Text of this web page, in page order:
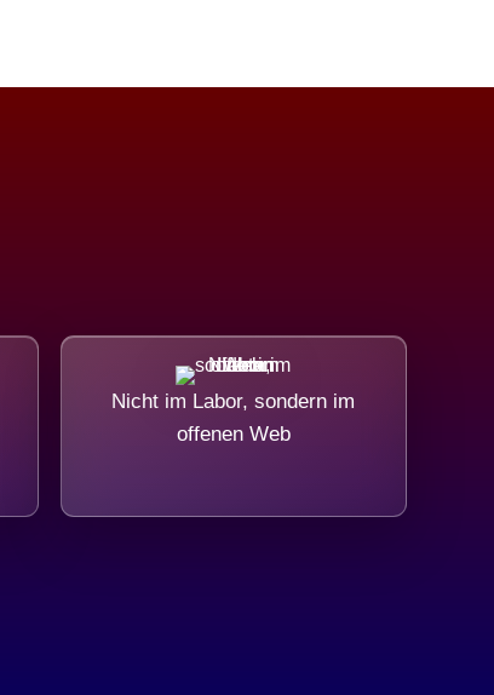
Nicht im Labor, sondern im
offenen Web